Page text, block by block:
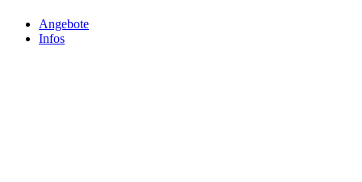
Angebote
Infos